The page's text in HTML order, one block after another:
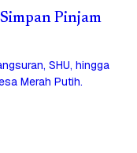
Pinjam
SHU, hingga
Merah Putih.